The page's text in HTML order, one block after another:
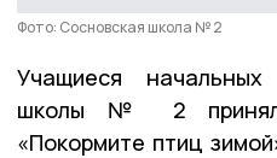
Фото: Сосновская школа № 2
Учащиеся
школы № 2
«Покормите птиц